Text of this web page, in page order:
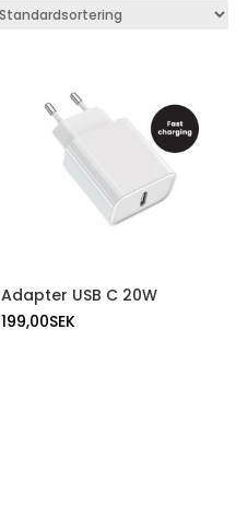
Adapter USB C 20W
199,00SEK